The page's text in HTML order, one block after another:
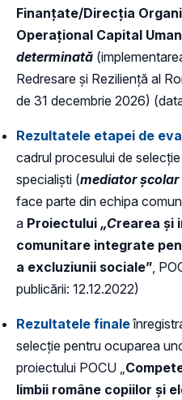
Finanțate/Direcția
Operațional Capital Uman
determinată
Redresare şi Rezilienţă al
de 31 decembrie 2026)
Rezultatele etapei de
cadrul procesului de
specialiști (mediator
face parte din echipa
a Proiectului „Crearea și
comunitare integrate
a excluziunii sociale” ,
publicării: 12.12.2022)
Rezultatele finale
selecție pentru ocuparea
proiectului POCU „
limbii române copiilor și